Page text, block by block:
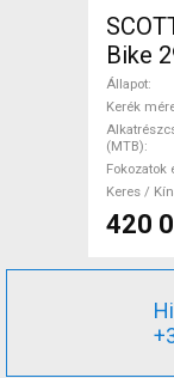
Bike
Állapot
Kerék
(MTB)
Fokozatok
Keres /
420